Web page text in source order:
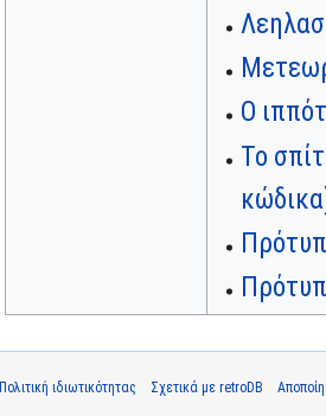
Ο
Το
κώδικα
Πολιτική ιδιωτικότητας Σχετικά με retroDB